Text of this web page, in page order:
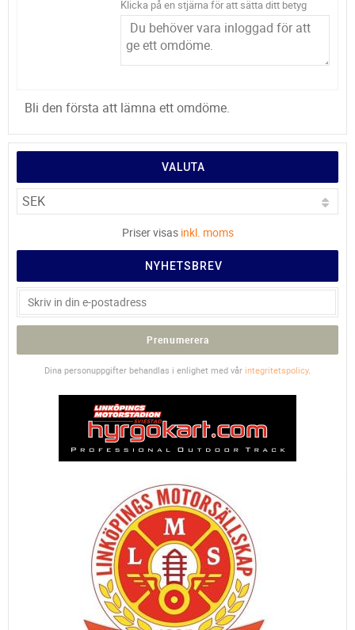
Klicka på en stjärna för att sätta ditt betyg
Bli den första att lämna ett omdöme.
VALUTA
Priser visas inkl. moms
NYHETSBREV
Prenumerera
Dina personuppgifter behandlas i enlighet med vår integritetspolicy.